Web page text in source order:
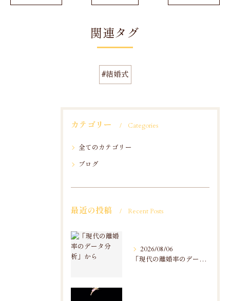
関連タグ
#結婚式
カテゴリー Categories
全てのカテゴリー
ブログ
最近の投稿 Recent Posts
2026/08/06
「現代の離婚率のデータ分析」から